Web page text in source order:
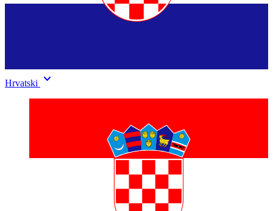
Hrvatski keyboard_arrow_down